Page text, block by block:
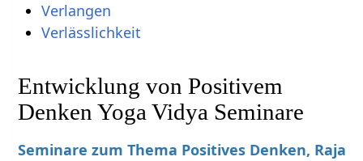
Verlangen
Verlässlichkeit
Entwicklung von Positivem
Denken Yoga Vidya Seminare
Seminare zum Thema Positives Denken, Raja